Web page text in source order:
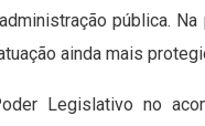
pública.
ainda mais
Legislativo no